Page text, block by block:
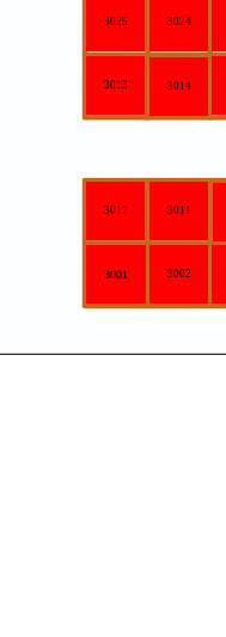
3001 3002
3011
3012
3013 3014
3024
3025